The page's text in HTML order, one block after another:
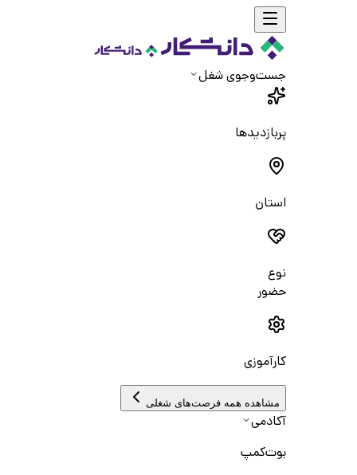
جست‌و‌جوی شغل
پربازدیدها
استان
نوع
حضور
کارآموزی
مشاهده همه فرصت‌های شغلی
آکادمی
بوت‌کمپ